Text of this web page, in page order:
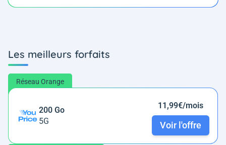
Les meilleurs forfaits
Réseau Orange
200 Go
5G
11,99€/mois
Voir l'offre